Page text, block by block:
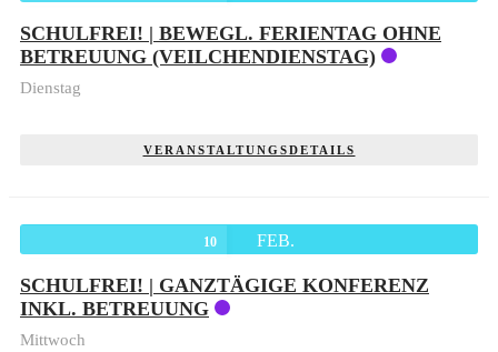
SCHULFREI! | BEWEGL. FERIENTAG OHNE
BETREUUNG (VEILCHENDIENSTAG)
Dienstag
VERANSTALTUNGSDETAILS
10 FEB.
SCHULFREI! | GANZTÄGIGE KONFERENZ
INKL. BETREUUNG
Mittwoch